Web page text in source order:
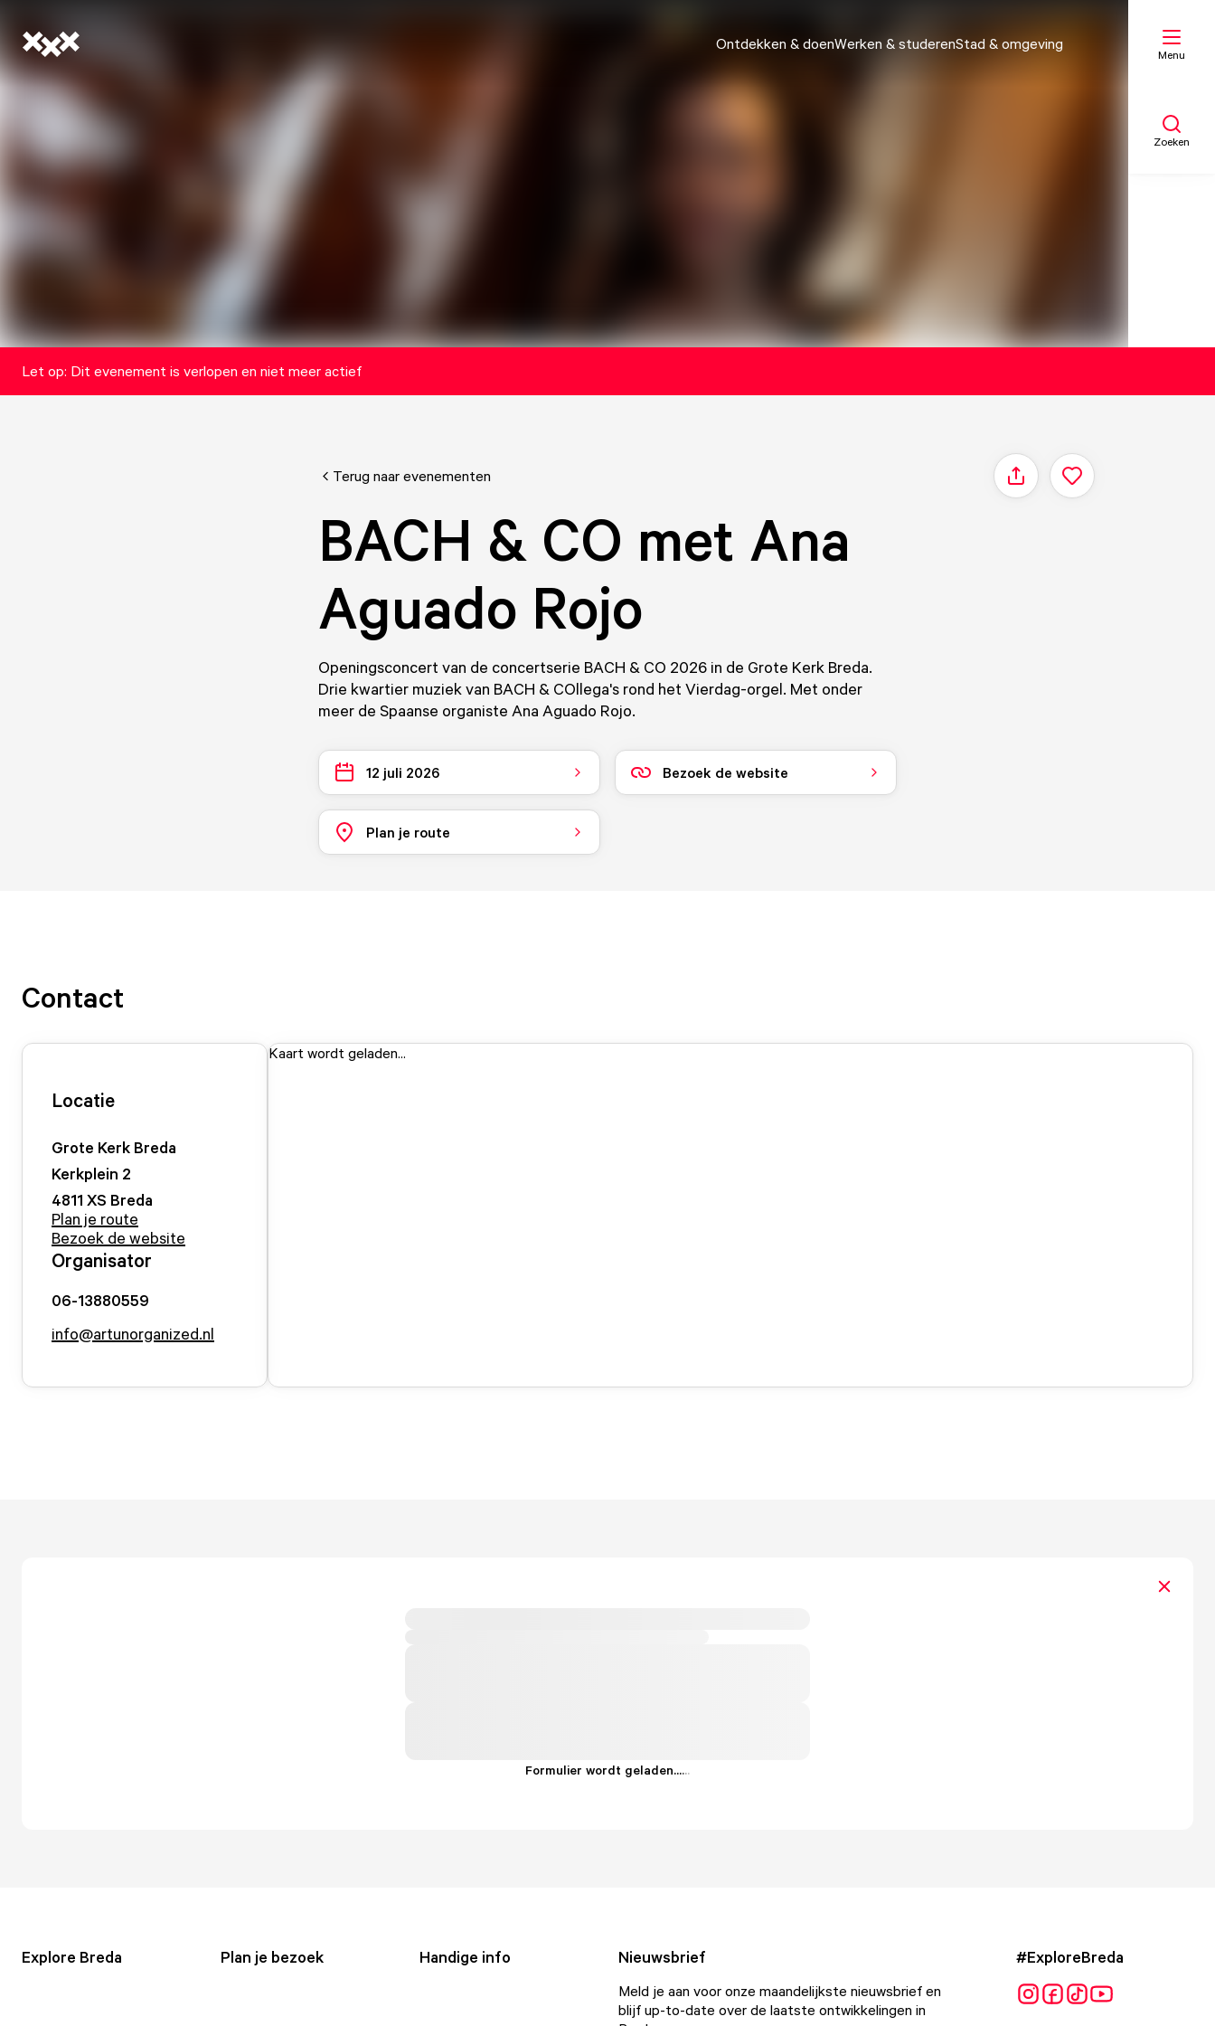
Ontdekken & doenWerken & studerenStad & omgeving
Menu
Zoeken
Let op: Dit evenement is verlopen en niet meer actief
Terug naar evenementen Delen
BACH & CO met Ana
Aguado Rojo
Openingsconcert van de concertserie BACH & CO 2026 in de Grote Kerk Breda.
Drie kwartier muziek van BACH & COllega's rond het Vierdag-orgel. Met onder
meer de Spaanse organiste Ana Aguado Rojo.
12 juli 2026 Bezoek de website
Plan je route
Contact
Locatie
Grote Kerk Breda
Kerkplein 2
4811 XS Breda
Plan je route
Bezoek de website
Organisator
06-13880559
info@artunorganized.nl
Kaart wordt geladen...
Formulier wordt geladen......
Explore Breda Plan je bezoek Handige info Nieuwsbrief
Meld je aan voor onze maandelijkste nieuwsbrief en
blijf up-to-date over de laatste ontwikkelingen in
#ExploreBreda